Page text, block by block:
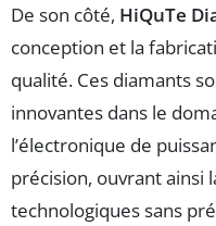
De son côté, HiQuTe
conception et la
qualité. Ces diamants
innovantes dans le
l’électronique de
précision, ouvrant ainsi
technologiques sans